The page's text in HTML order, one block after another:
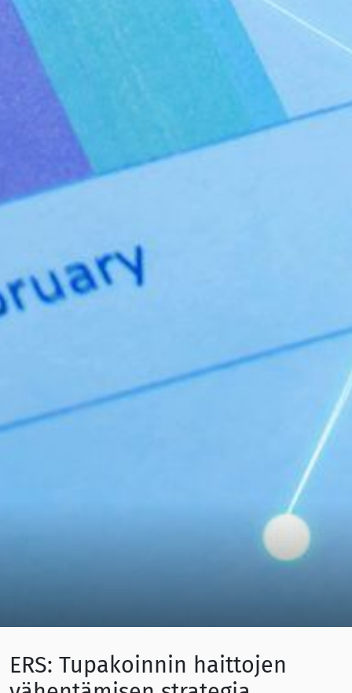
ERS: Tupakoinnin haittojen